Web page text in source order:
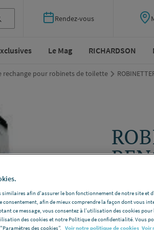
Rendez-vous
Le Mag RICHARDSON
rechange pour robinets de toilette
ANQUIER
Modèle
similaires afin d'assurer le bon fonctionnement de notre site et
afin de mieux comprendre la façon dont vous
ce message, vous consentez à l’utilisation des cookies pour
des cookies et notre Politique de confidentialité. Vous
des cookies”. Voir notre politique de cookies Voir